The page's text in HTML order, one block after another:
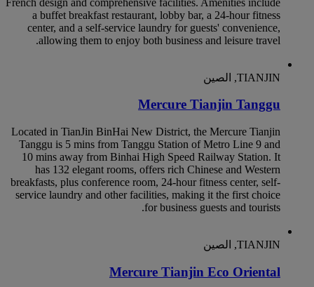
a buffet breakfast restaurant, lobby bar, a 24-hour fitness
center, and a self-service laundry for guests' convenience,
allowing them to enjoy both business and leisure travel.
TIANJIN, الصين
Mercure Tianjin Tanggu
Located in TianJin BinHai New District, the Mercure Tianjin
Tanggu is 5 mins from Tanggu Station of Metro Line 9 and
10 mins away from Binhai High Speed Railway Station. It
has 132 elegant rooms, offers rich Chinese and Western
breakfasts, plus conference room, 24-hour fitness center, self-
service laundry and other facilities, making it the first choice
for business guests and tourists.
TIANJIN, الصين
Mercure Tianjin Eco Oriental